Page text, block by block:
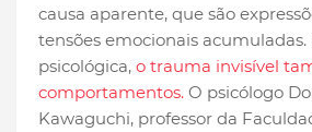
causa aparente, que são
tensões emocionais
psicológica, o trauma invisível
comportamentos. O psicólogo
Kawaguchi, professor da